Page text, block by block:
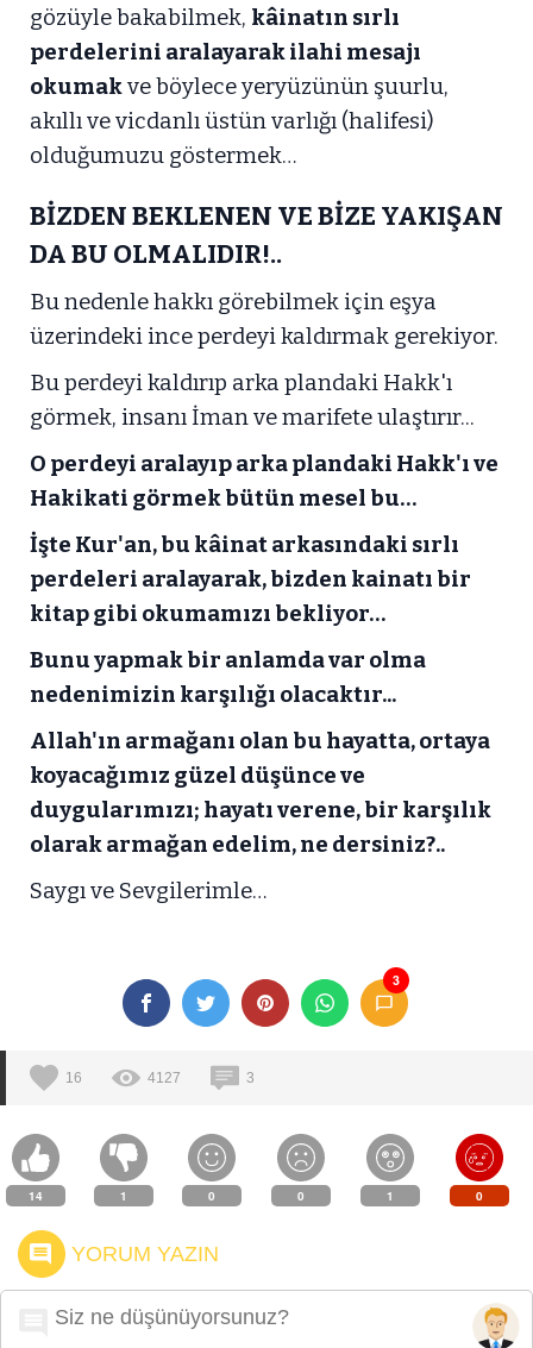
gözüyle bakabilmek, kâinatın sırlı
perdelerini aralayarak ilahi mesajı
okumakve böylece yeryüzünün şuurlu,
akıllı ve vicdanlı üstün varlığı (halifesi)
olduğumuzu göstermek…
BİZDEN BEKLENEN VE BİZE YAKIŞAN
DA BU OLMALIDIR!..
Bu nedenle hakkı görebilmek için eşya
üzerindeki ince perdeyi kaldırmak gerekiyor.
Bu perdeyi kaldırıp arka plandaki Hakk'ı
görmek, insanı İman ve marifete ulaştırır...
O perdeyi aralayıp arka plandaki Hakk'ı ve
Hakikati görmek bütün mesel bu…
İşte Kur'an, bu kâinatarkasındaki sırlı
perdeleri aralayarak, bizden kainatı bir
kitap gibi okumamızı bekliyor…
Bunu yapmak bir anlamda var olma
nedenimizin karşılığı olacaktır...
Allah'ın armağanı olan bu hayatta, ortaya
koyacağımız güzel düşünce ve
duygularımızı; hayatı verene, bir karşılık
olarak armağan edelim, ne dersiniz?..
Saygı ve Sevgilerimle…
3
16 4127 3
14 1 0 0 1 0
YORUM YAZIN